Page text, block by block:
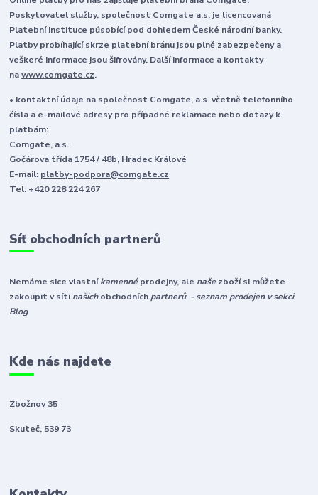
Poskytovatel služby, společnost Comgate a.s. je licencovaná
Platební instituce působící pod dohledem České národní banky.
Platby probíhající skrze platební bránu jsou plně zabezpečeny a
veškeré informace jsou šifrovány. Další informace a kontakty
nawww.comgate.cz.
• kontaktní údaje na společnost Comgate, a.s. včetně telefonního
čísla a e-mailové adresy pro případné reklamace nebo dotazy k
platbám:
Comgate, a.s.
Gočárova třída 1754 / 48b, Hradec Králové
E-mail: platby-podpora@comgate.cz
Tel: +420 228 224 267
Síť obchodních partnerů
Nemáme sice vlastníkamennéprodejny, ale naše zboží si můžete
zakoupit v síti našichobchodních partnerů - seznam prodejen v sekci
Blog
Kde nás najdete
Zbožnov 35
Skuteč, 539 73